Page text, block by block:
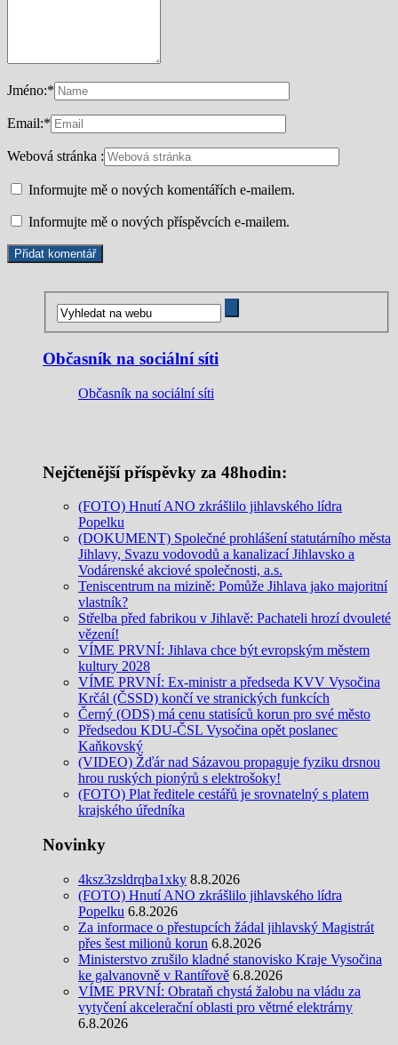
Jméno:*
Email:*
Webová stránka :
Informujte mě o nových komentářích e-mailem.
Informujte mě o nových příspěvcích e-mailem.
Občasník na sociální síti
Občasník na sociální síti
Nejčtenější příspěvky za 48hodin:
(FOTO) Hnutí ANO zkrášlilo jihlavského lídra
Popelku
(DOKUMENT) Společné prohlášení statutárního města
Jihlavy, Svazu vodovodů a kanalizací Jihlavsko a
Vodárenské akciové společnosti, a.s.
Teniscentrum na mizině: Pomůže Jihlava jako majoritní
vlastník?
Střelba před fabrikou v Jihlavě: Pachateli hrozí dvouleté
vězení!
VÍME PRVNÍ: Jihlava chce být evropským městem
kultury 2028
VÍME PRVNÍ: Ex-ministr a předseda KVV Vysočina
Krčál (ČSSD) končí ve stranických funkcích
Černý (ODS) má cenu statisíců korun pro své město
Předsedou KDU-ČSL Vysočina opět poslanec
Kaňkovský
(VIDEO) Žďár nad Sázavou propaguje fyziku drsnou
hrou ruských pionýrů s elektrošoky!
(FOTO) Plat ředitele cestářů je srovnatelný s platem
krajského úředníka
Novinky
4ksz3zsldrqba1xky 8.8.2026
(FOTO) Hnutí ANO zkrášlilo jihlavského lídra
Popelku 6.8.2026
Za informace o přestupcích žádal jihlavský Magistrát
přes šest milionů korun 6.8.2026
Ministerstvo zrušilo kladné stanovisko Kraje Vysočina
ke galvanovně v Rantířově 6.8.2026
VÍME PRVNÍ: Obrataň chystá žalobu na vládu za
vytyčení akcelerační oblasti pro větrné elektrárny
6.8.2026